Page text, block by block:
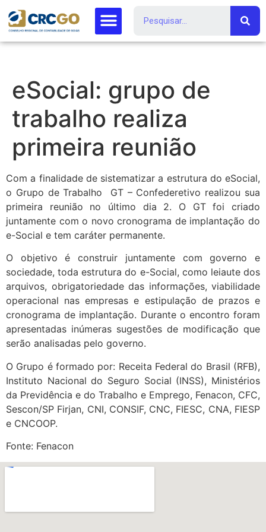
eSocial: grupo de
trabalho realiza
primeira reunião
Com a finalidade de sistematizar a estrutura do eSocial,
o Grupo de Trabalho GT – Confederetivo realizou sua
primeira reunião no último dia 2. O GT foi criado
juntamente com o novo cronograma de implantação do
e-Social e tem caráter permanente.
O objetivo é construir juntamente com governo e
sociedade, toda estrutura do e-Social, como leiaute dos
arquivos, obrigatoriedade das informações, viabilidade
operacional nas empresas e estipulação de prazos e
cronograma de implantação. Durante o encontro foram
apresentadas inúmeras sugestões de modificação que
serão analisadas pelo governo.
O Grupo é formado por: Receita Federal do Brasil (RFB),
Instituto Nacional do Seguro Social (INSS), Ministérios
da Previdência e do Trabalho e Emprego, Fenacon, CFC,
Sescon/SP Firjan, CNI, CONSIF, CNC, FIESC, CNA, FIESP
e CNCOOP.
Fonte: Fenacon